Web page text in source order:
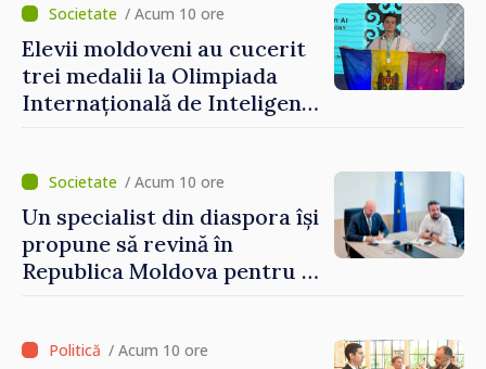
Grosu: „Este important să
depășim blocajele și să dăm o
șansă localităților să se
dezvolte”
/ Acum 10 ore
Elevii moldoveni au cucerit
trei medalii la Olimpiada
Internațională de Inteligență
/ Acum 10 ore
Un specialist din diaspora își
propune să revină în
Republica Moldova pentru a
/ Acum 10 ore